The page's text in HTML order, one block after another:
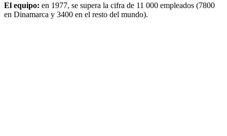
El equipo: en 1977, se supera la cifra de 11 000 empleados (7800
en Dinamarca y 3400 en el resto del mundo).